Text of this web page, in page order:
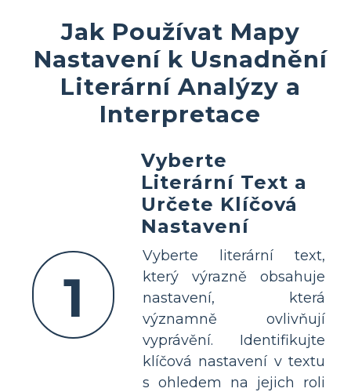
Jak Používat Mapy
Nastavení k Usnadnění
Literární Analýzy a
Interpretace
1
Vyberte
Literární Text a
Určete Klíčová
Nastavení
Vyberte literární text,
který výrazně obsahuje
nastavení, která
významně ovlivňují
vyprávění. Identifikujte
klíčová nastavení v textu
s ohledem na jejich roli